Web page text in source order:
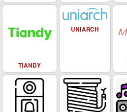
UNIARCH
TIANDY